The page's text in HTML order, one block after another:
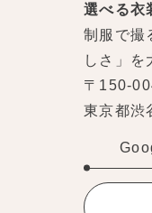
選べる衣
制服で撮
しさ」を
〒150-
東京都渋